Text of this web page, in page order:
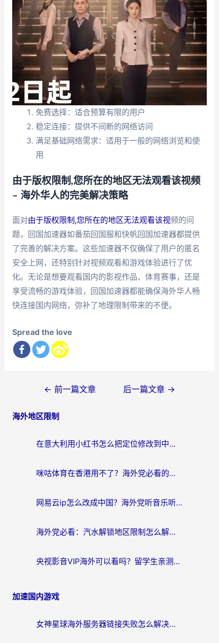
免费选择：适合预算有限的用户
稳定连接：提供不间断的网络访问
满足基础网络需求：适用于一般的网络浏览和使
用
由于版权限制,您所在的地区无法观看该视频
– 海外华人的完美解决策略
面对由于版权限制,您所在的地区无法观看该视频的问
题，回国加速器如番茄回国服和快帆回国加速器都提供
了完善的解决方案。这些加速器不仅确保了用户的匿名
安全上网，还特别针对视频观看和游戏体验进行了优
化。无论是想要观看国内的影视作品、体育赛事，还是
享受流畅的游戏体验，回国加速器都能确保海外华人畅
快连接国内网络，弥补了地理限制带来的不便。
Spread the love
导
← 前一篇文章 后一篇文章 →
海外地区限制
在意大利用小红书怎么把定位修改到中国国内？3个实用技巧+1个靠谱工具帮你搞定
咪咕体育在香港用不了？海外党必看的回国加速器选择指南（附3个真实场景解决方案）
网易云ip怎么改成中国？海外党听音乐听书的无痛解决方案
海外党必看：汽水解锁地区限制怎么解除？3招解决国内影音&生活服务难题
央视影音VIP海外可以看吗？留学生亲测有效的回国加速器选择指南
加速国内游戏
女神星球海外服务器链接失败怎么解决？海外党国服游戏加速避坑指南